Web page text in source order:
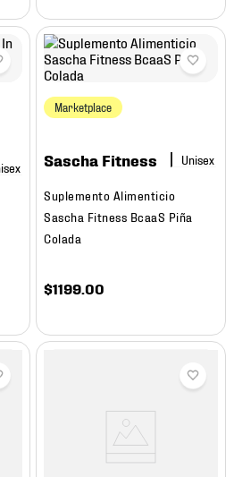
Marketplace
Sascha Fitness
Suplemento Alimenticio
Sascha Fitness BcaaS Piña
Colada
$1199 .00